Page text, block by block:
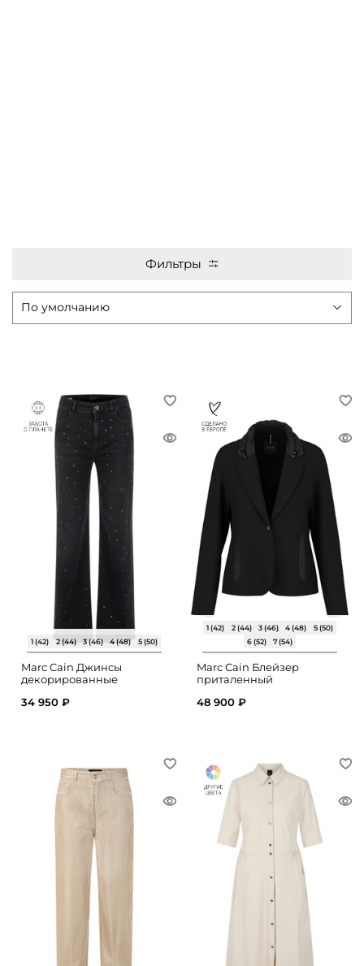
Фильтры
1 (42) 2 (44) 3 (46) 4 (48) 5 (50)
Marc Cain Джинсы
декорированные
34 950 ₽
1 (42) 2 (44) 3 (46) 4 (48)
5 (50)
6 (52)
7 (54)
Marc Cain Блейзер
приталенный
48 900 ₽